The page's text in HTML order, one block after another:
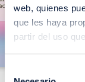
web, quienes
que les haya
partir del uso
Selección
n